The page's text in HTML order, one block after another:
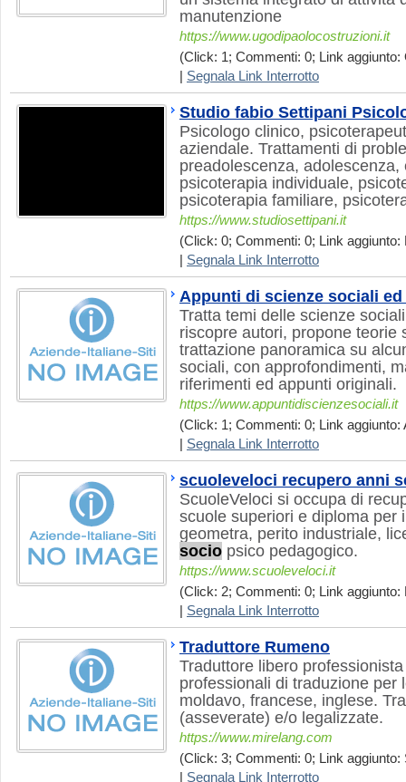
manutenzione
https://www.ugodipaolocostruzioni.it
(Click: 1; Commenti: 0; Link aggiunto:
Segnala Link Interrotto
Studio fabio Settipani
Psicologo clinico,
aziendale. Trattamenti di
preadolescenza,
psicoterapia individuale,
psicoterapia familiare,
https://www.studiosettipani.it
(Click: 0; Commenti: 0; Link aggiunto:
Segnala Link Interrotto
Appunti di scienze sociali
Tratta temi delle scienze
riscopre autori, propone teorie
trattazione panoramica su
sociali, con approfondimenti,
riferimenti ed appunti originali.
https://www.appuntidiscienzesociali.it
(Click: 1; Commenti: 0; Link aggiunto:
Segnala Link Interrotto
scuoleveloci recupero anni
ScuoleVeloci si occupa di
scuole superiori e diploma per
geometra, perito industriale,
socio psico pedagogico.
https://www.scuoleveloci.it
(Click: 2; Commenti: 0; Link aggiunto:
Segnala Link Interrotto
Traduttore Rumeno
Traduttore libero
professionali di traduzione per
moldavo, francese, inglese.
(asseverate) e/o legalizzate.
https://www.mirelang.com
(Click: 3; Commenti: 0; Link aggiunto:
Segnala Link Interrotto